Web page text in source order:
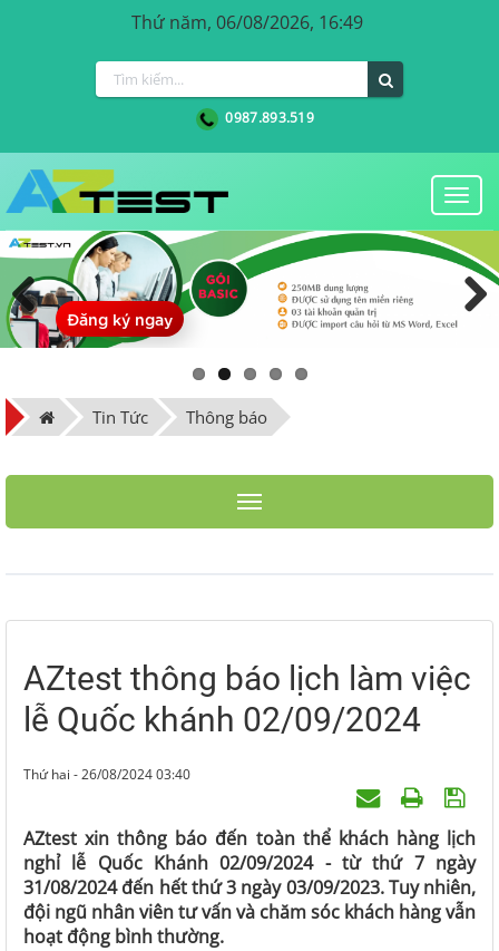
Thứ năm, 06/08/2026, 16:49
0987.893.519
Đăng ký ngay
Previous Next
Tin Tức Thông báo
Toggle navigation
AZtest thông báo lịch làm việc
lễ Quốc khánh 02/09/2024
Thứ hai - 26/08/2024 03:40
AZtest xin thông báo đến toàn thể khách hàng lịch
nghỉ lễ Quốc Khánh 02/09/2024 - từ thứ 7 ngày
31/08/2024 đến hết thứ 3 ngày 03/09/2023. Tuy nhiên,
đội ngũ nhân viên tư vấn và chăm sóc khách hàng vẫn
hoạt động bình thường.